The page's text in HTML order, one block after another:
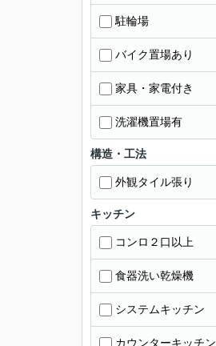
駐輪場
バイク置場あり
家具・家電付き
洗濯機置場有
構造・工法
外観タイル張り
キッチン
コンロ２口以上
食器洗い乾燥機
システムキッチン
カウンターキッチン